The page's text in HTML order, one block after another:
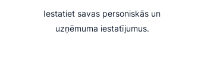
Iestatiet savas personiskās un
uzņēmuma iestatījumus.